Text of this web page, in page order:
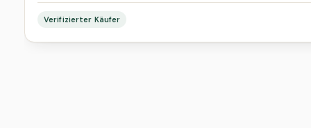
Verifizierter Käufer